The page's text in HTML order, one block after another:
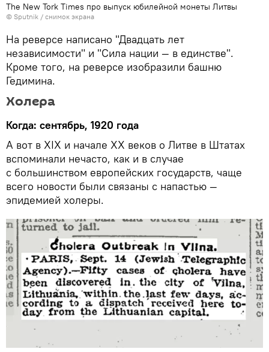
The New Tork Times про выпуск юбилейной монеты Литвы
© Sputnik / снимок экрана
На реверсе написано "Двадцать лет
независимости" и "Сила нации — в единстве".
Кроме того, на реверсе изобразили башню
Гедимина.
Холера
Когда: сентябрь, 1920 года
А вот в ХІХ и начале ХХ веков о Литве в Штатах
вспоминали нечасто, как и в случае
с большинством европейских государств, чаще
всего новости были связаны с напастью —
эпидемией холеры.